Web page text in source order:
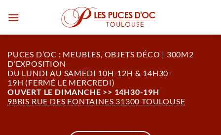
PUCES D’OC : MEUBLES, OBJETS DÉCO | 300M2
D’EXPOSITION
DU LUNDI AU SAMEDI 10H-12H & 14H30-
19H (FERMÉ LE MERCREDI)
OUVERT LE DIMANCHE >> 14H30-19H
98BIS RUE DES FONTAINES 31300 TOULOUSE